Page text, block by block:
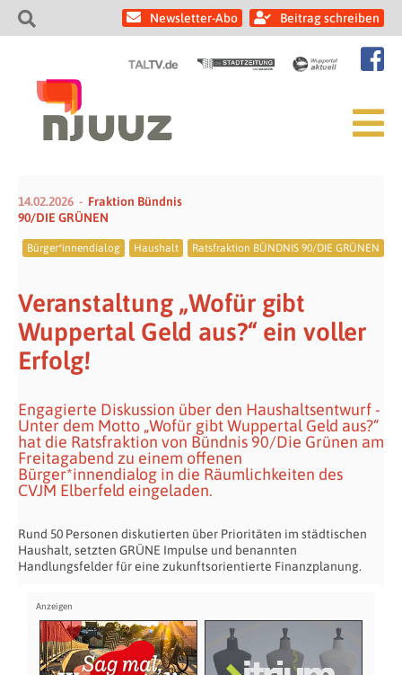
Newsletter-Abo Beitrag schreiben
14.02.2026
Fraktion Bündnis
90/DIE GRÜNEN
Bürger*innendialog Haushalt Ratsfraktion BÜNDNIS 90/DIE GRÜNEN
Veranstaltung „Wofür gibt
Wuppertal Geld aus?“ ein voller
Erfolg!
Engagierte Diskussion über den Haushaltsentwurf -
Unter dem Motto „Wofür gibt Wuppertal Geld aus?“
hat die Ratsfraktion von Bündnis 90/Die Grünen am
Freitagabend zu einem offenen
Bürger*innendialog in die Räumlichkeiten des
CVJM Elberfeld eingeladen.
Rund 50 Personen diskutierten über Prioritäten im städtischen
Haushalt, setzten GRÜNE Impulse und benannten
Handlungsfelder für eine zukunftsorientierte Finanzplanung.